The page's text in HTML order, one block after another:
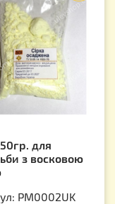
для
з восковою
PM0002UK